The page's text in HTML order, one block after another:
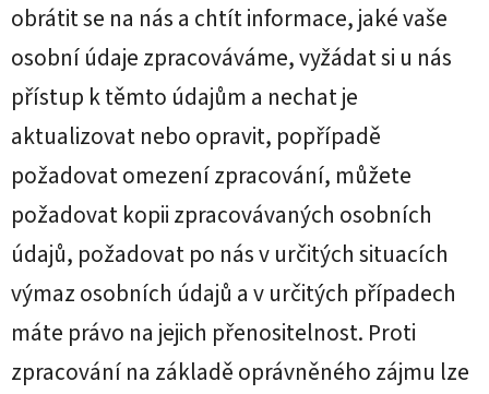
obrátit se na nás a chtít informace, jaké vaše
osobní údaje zpracováváme, vyžádat si u nás
přístup k těmto údajům a nechat je
aktualizovat nebo opravit, popřípadě
požadovat omezení zpracování, můžete
požadovat kopii zpracovávaných osobních
údajů, požadovat po nás v určitých situacích
výmaz osobních údajů a v určitých případech
máte právo na jejich přenositelnost. Proti
zpracování na základě oprávněného zájmu lze